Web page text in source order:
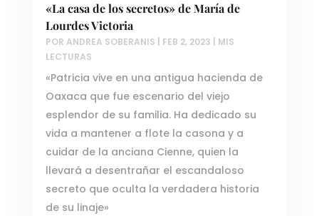
«La casa de los secretos» de María de
Lourdes Victoria
POR ANDREA SOBERANIS FEB 2, 2023
MIS
LECTURAS
«Patricia vive en una antigua hacienda de
Oaxaca que fue escenario del viejo
esplendor de su familia. Ha dedicado su
vida a mantener a flote la casona y a
cuidar de la anciana Cienne, quien la
llevará a desentrañar el escandaloso
secreto que oculta la verdadera historia
de su linaje»